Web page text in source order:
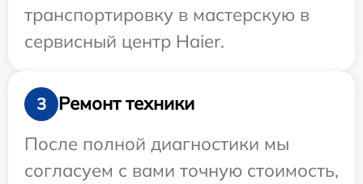
транспортировку в мастерскую в
сервисный центр Haier.
3
Ремонт техники
После полной диагностики мы
согласуем с вами точную стоимость,